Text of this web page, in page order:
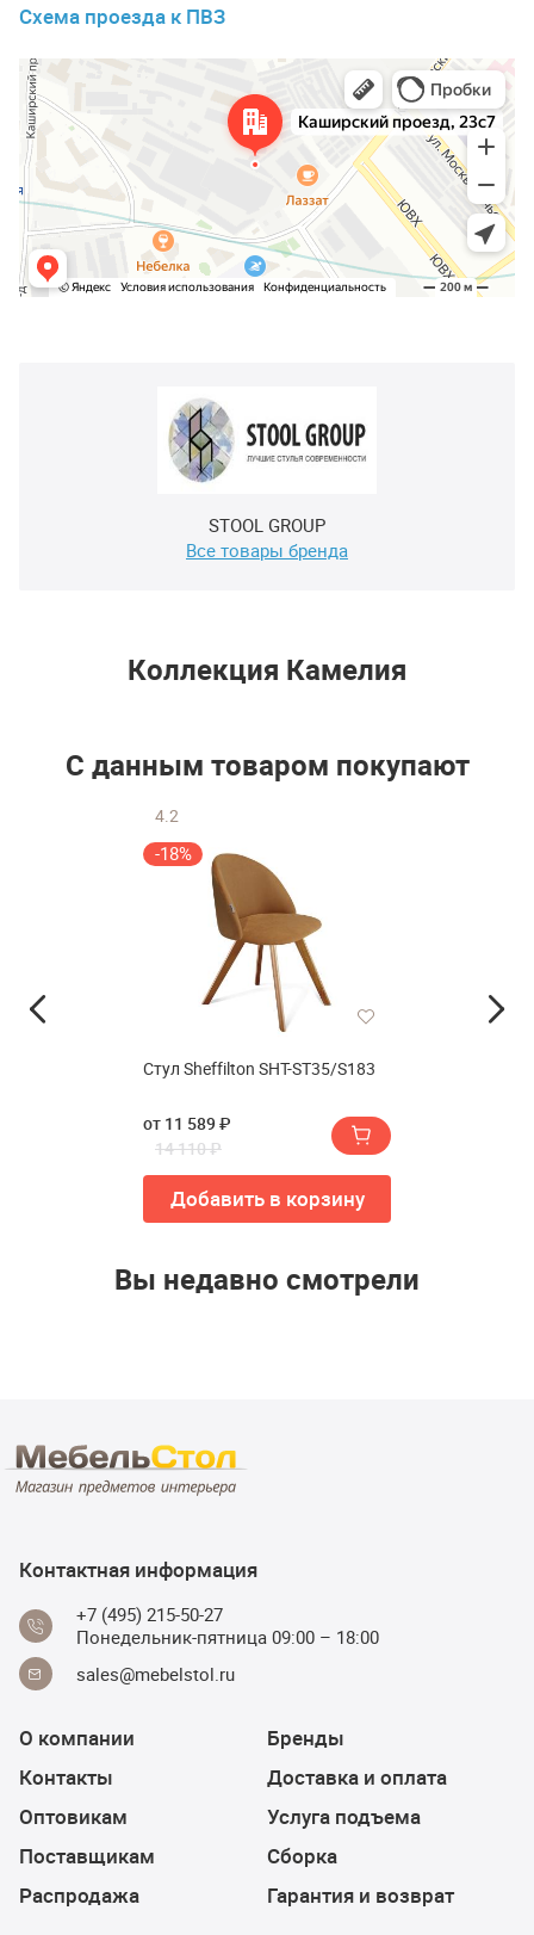
Схема проезда к ПВЗ
STOOL GROUP
Все товары бренда
Коллекция Камелия
С данным товаром покупают
4.2
-18%
Стул Sheffilton SHT-ST35/S183
от 11 589 ₽
14 110 ₽
Добавить в корзину
Вы недавно смотрели
Контактная информация
+7 (495) 215-50-27
Понедельник-пятница 09:00 – 18:00
sales@mebelstol.ru
О компании
Контакты
Оптовикам
Поставщикам
Распродажа
Бренды
Доставка и оплата
Услуга подъема
Сборка
Гарантия и возврат